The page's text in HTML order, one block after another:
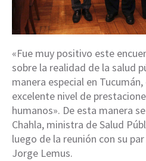
«Fue muy positivo este
sobre la realidad de la salud
manera especial en
excelente nivel de
humanos». De esta manera
Chahla, ministra de Salud
luego de la reunión con su
Jorge Lemus.